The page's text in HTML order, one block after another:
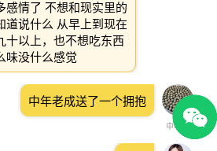
感情了 不想和现实里的
道说什么 从早上到现在
十以上，也不想吃东西
味没什么感觉
中年老成
中年老成送了一个拥抱